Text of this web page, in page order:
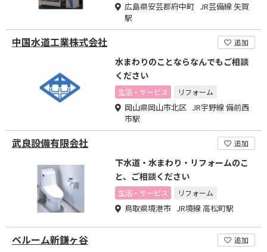
広島県安芸郡府中町 JR芸備線 矢賀
駅
中国水道工業株式会社 追加
水まわりのことならなんでもご相談
ください
生活・サービス リフォーム
岡山県岡山市北区 JR宇野線 備前西
市駅
武良設備有限会社 追加
下水道・水まわり・リフォームのこ
と、ご相談ください
生活・サービス リフォーム
鳥取県境港市 JR境線 高松町駅
ベルーム新鎌ヶ谷 追加